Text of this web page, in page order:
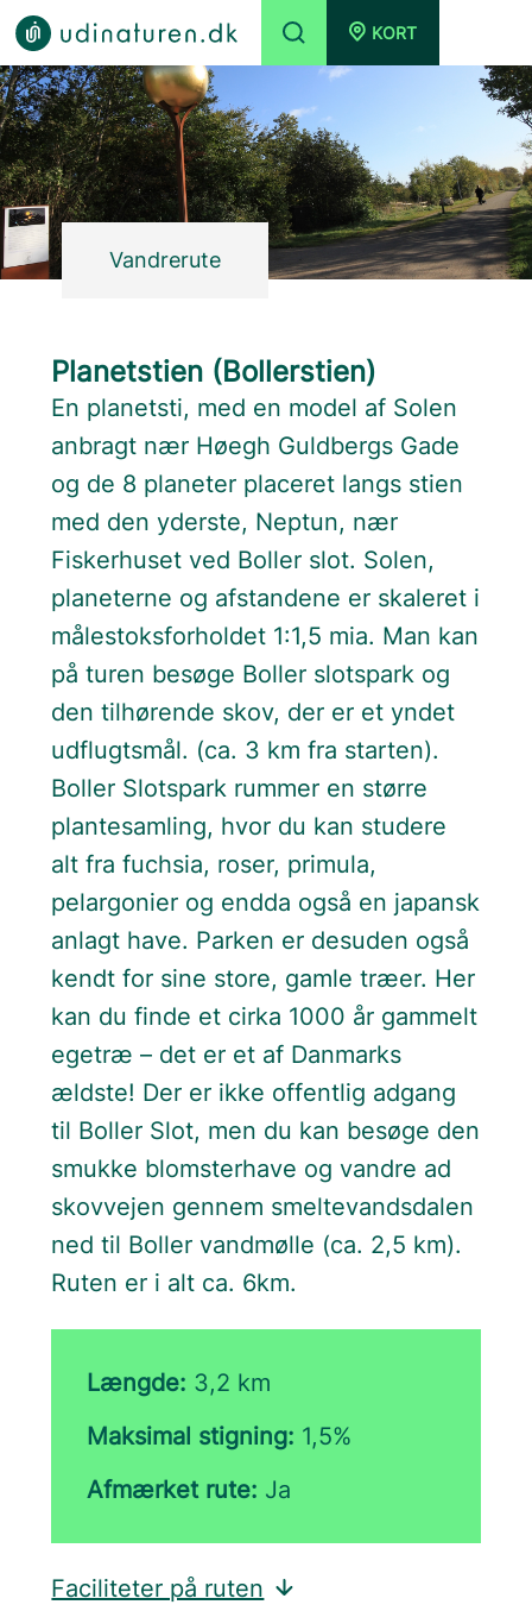
KORT
Vandrerute
Planetstien (Bollerstien)
En planetsti, med en model af Solen
anbragt nær Høegh Guldbergs Gade
og de 8 planeter placeret langs stien
med den yderste, Neptun, nær
Fiskerhuset ved Boller slot. Solen,
planeterne og afstandene er skaleret i
målestoksforholdet 1:1,5 mia. Man kan
på turen besøge Boller slotspark og
den tilhørende skov, der er et yndet
udflugtsmål. (ca. 3 km fra starten).
Boller Slotspark rummer en større
plantesamling, hvor du kan studere
alt fra fuchsia, roser, primula,
pelargonier og endda også en japansk
anlagt have. Parken er desuden også
kendt for sine store, gamle træer. Her
kan du finde et cirka 1000 år gammelt
egetræ – det er et af Danmarks
ældste! Der er ikke offentlig adgang
til Boller Slot, men du kan besøge den
smukke blomsterhave og vandre ad
skovvejen gennem smeltevandsdalen
ned til Boller vandmølle (ca. 2,5 km).
Ruten er i alt ca. 6km.
Længde: 3,2 km
Maksimal stigning: 1,5%
Afmærket rute: Ja
Faciliteter på ruten